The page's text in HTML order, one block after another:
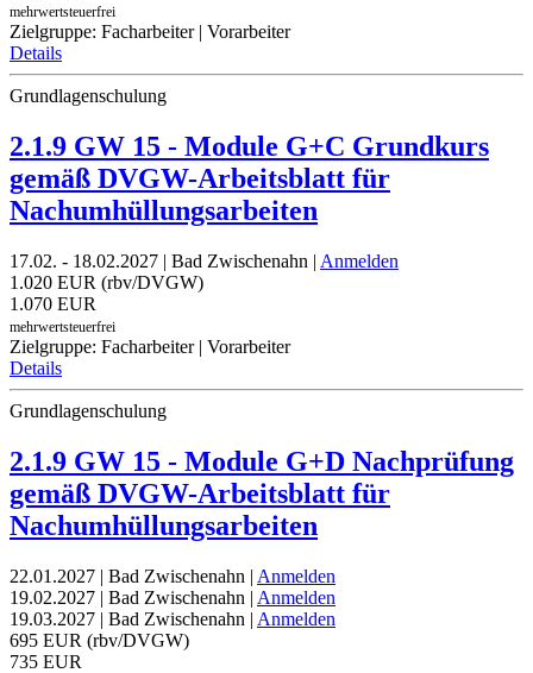
mehrwertsteuerfrei
Zielgruppe: Facharbeiter | Vorarbeiter
Details
Grundlagenschulung
2.1.9 GW 15 - Module G+C Grundkurs
gemäß DVGW-Arbeitsblatt für
Nachumhüllungsarbeiten
17.02. - 18.02.2027 | Bad Zwischenahn | Anmelden
1.020 EUR (rbv/DVGW)
1.070 EUR
mehrwertsteuerfrei
Zielgruppe: Facharbeiter | Vorarbeiter
Details
Grundlagenschulung
2.1.9 GW 15 - Module G+D Nachprüfung
gemäß DVGW-Arbeitsblatt für
Nachumhüllungsarbeiten
22.01.2027 | Bad Zwischenahn | Anmelden
19.02.2027 | Bad Zwischenahn | Anmelden
19.03.2027 | Bad Zwischenahn | Anmelden
695 EUR (rbv/DVGW)
735 EUR